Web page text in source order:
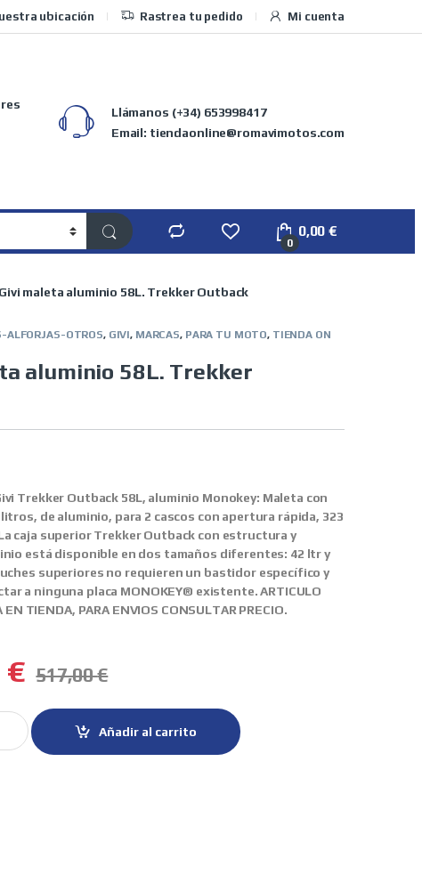
ubicación Rastrea tu pedido Mi cuenta
Llámanos (+34) 653998417
Email: tiendaonline@romavimotos.com
0
0,00€
Givi maleta aluminio 58L. Trekker Outback
ALFORJAS-OTROS, GIVI, MARCAS, PARA TU MOTO, TIENDA ON
aluminio 58L. Trekker
Trekker Outback 58L, aluminio Monokey: Maleta con
litros, de aluminio, para 2 cascos con apertura rápida, 323
La caja superior Trekker Outback con estructura y
está disponible en dos tamaños diferentes: 42 ltr y
superiores no requieren un bastidor específico y
a ninguna placa MONOKEY® existente. ARTICULO
EN TIENDA, PARA ENVIOS CONSULTAR PRECIO.
€ 517,00€
58L. Trekker Outback quantity
Añadir al carrito